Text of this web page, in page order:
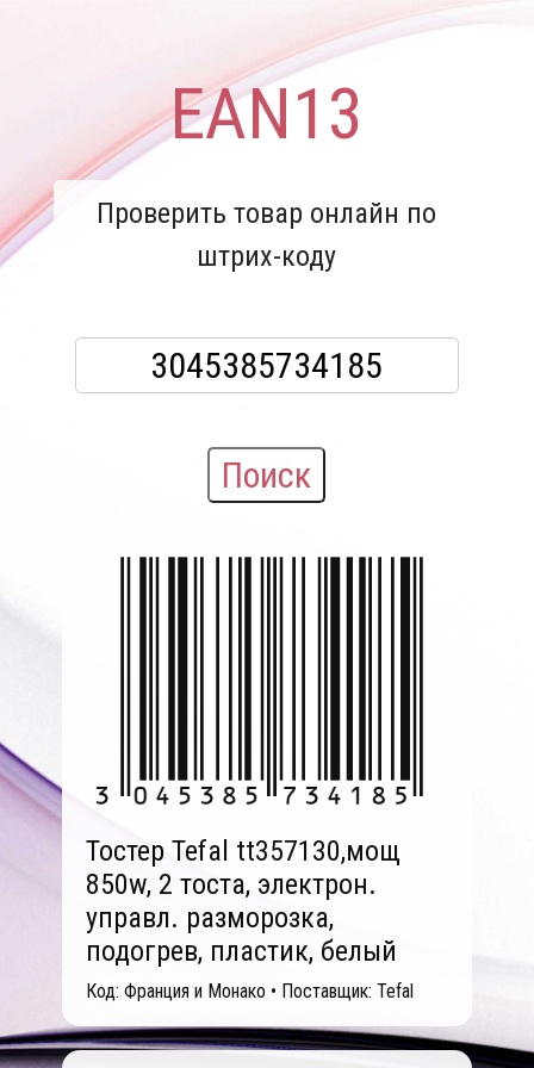
EAN13
Проверить товар онлайн по
штрих-коду
Поиск
Тостер Tefal tt357130,мощ
850w, 2 тоста, электрон.
управл. разморозка,
подогрев, пластик, белый
Код: Франция и Монако • Поставщик: Tefal